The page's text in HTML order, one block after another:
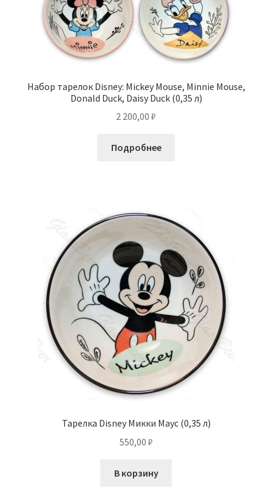
Набор тарелок Disney: Mickey Mouse, Minnie Mouse,
Donald Duck, Daisy Duck (0,35 л)
2 200,00 ₽
Подробнее
Тарелка Disney Микки Маус (0,35 л)
550,00 ₽
В корзину